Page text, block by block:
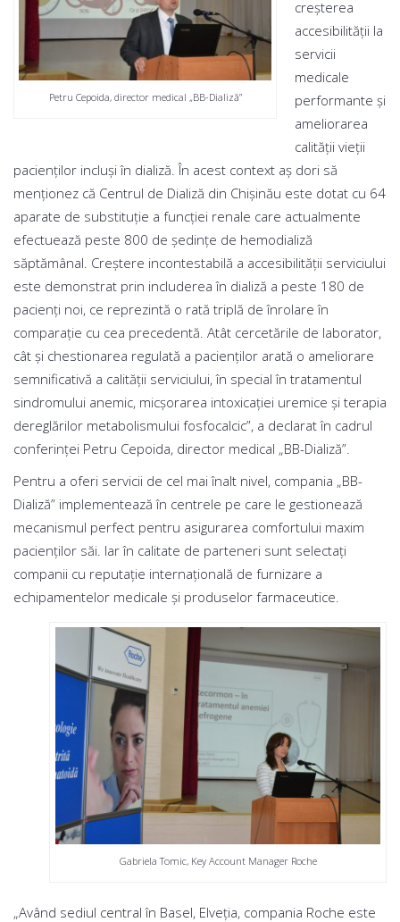
Petru Cepoida, director medical „BB-Dializă”
creşterea
accesibilităţii la
servicii
medicale
performante şi
ameliorarea
calităţii vieții
pacienților incluși în dializă. În acest context aș dori să
menționez că Centrul de Dializă din Chișinău este dotat cu 64
aparate de substituție a funcției renale care actualmente
efectuează peste 800 de şedinţe de hemodializă
săptămânal. Creştere incontestabilă a accesibilităţii serviciului
este demonstrat prin includerea în dializă a peste 180 de
pacienţi noi, ce reprezintă o rată triplă de înrolare în
comparaţie cu cea precedentă. Atât cercetările de laborator,
cât şi chestionarea regulată a pacienţilor arată o ameliorare
semnificativă a calităţii serviciului, în special în tratamentul
sindromului anemic, micşorarea intoxicaţiei uremice şi terapia
dereglărilor metabolismului fosfocalcic”, a declarat în cadrul
conferinței Petru Cepoida, director medical „BB-Dializă”.
Pentru a oferi servicii de cel mai înalt nivel, compania „BB-
Dializă” implementează în centrele pe care le gestionează
mecanismul perfect pentru asigurarea comfortului maxim
pacienților săi. Iar în calitate de parteneri sunt selectați
companii cu reputație internațională de furnizare a
echipamentelor medicale și produselor farmaceutice.
Gabriela Tomic, Key Account Manager Roche
„Având sediul central în Basel, Elveţia, compania Roche este